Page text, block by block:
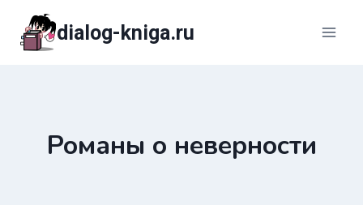
содержимому
dialog-kniga.ru
Романы о неверности